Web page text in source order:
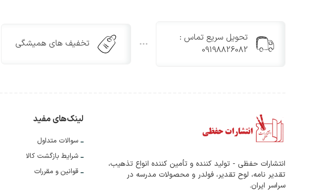
تحویل سریع تماس :
09198826082
تخفیف های همیشگی
انتشارات حفظی - تولید کننده و تأمین کننده انواع تذهیب،
تقدیر نامه، لوح تقدیر، فولدر و محصولات مدرسه در
سراسر ایران.
لینک‌های مفید
سوالات متداول
شرایط بازگشت کالا
قوانین و مقررات